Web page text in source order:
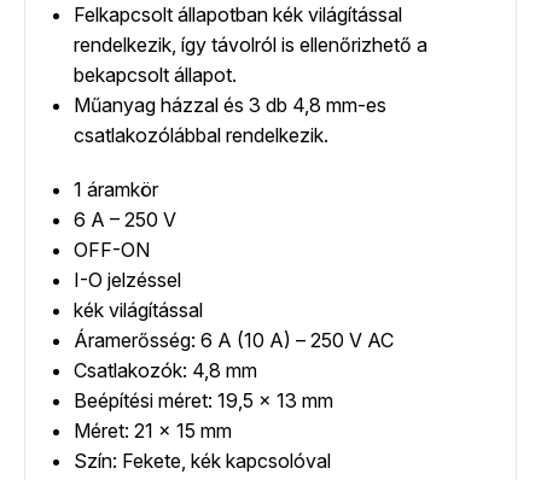
Felkapcsolt állapotban kék világítással
rendelkezik, így távolról is ellenőrizhető a
bekapcsolt állapot.
Műanyag házzal és 3 db 4,8 mm-es
csatlakozólábbal rendelkezik.
1 áramkör
6 A – 250 V
OFF-ON
I-O jelzéssel
kék világítással
Áramerősség: 6 A (10 A) – 250 V AC
Csatlakozók: 4,8 mm
Beépítési méret: 19,5 x 13 mm
Méret: 21 x 15 mm
Szín: Fekete, kék kapcsolóval